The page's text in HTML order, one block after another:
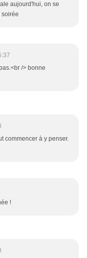
aujourd'hui, on se
soirée
/> bonne
commencer à y penser.
!